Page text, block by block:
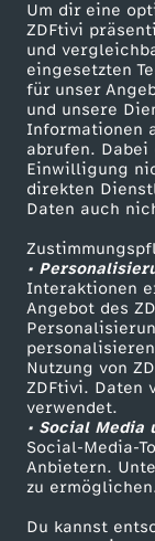
Um dir eine
ZDFtivi
und
eingesetzten
für unser
und unsere
Informationen
abrufen. Dabei
Einwilligung
direkten
Daten auch
•
Interaktionen
Angebot des
Nutzung von
ZDFtivi. Daten
verwendet.
• Social Media
Social-Media-
Anbietern.
zu
Du kannst
i
c
h
u
n
d
C
o
.
Mehr ZDF
ZDF-Apps
Smart TV
ZDFtext
Livestreams
Sendungen A-Z
TV-Programm
ZDF Unternehmen
Karriere